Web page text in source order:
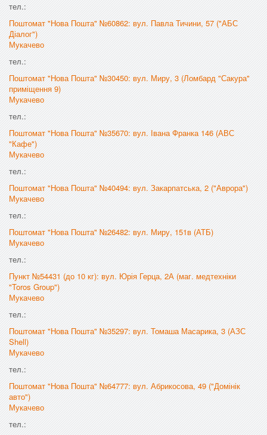
тел.:
Поштомат "Нова Пошта" №60862: вул. Павла Тичини, 57 ("АБС
Діалог")
Мукачево
тел.:
Поштомат "Нова Пошта" №30450: вул. Миру, 3 (Ломбард "Сакура"
приміщення 9)
Мукачево
тел.:
Поштомат "Нова Пошта" №35670: вул. Івана Франка 146 (АВС
"Кафе")
Мукачево
тел.:
Поштомат "Нова Пошта" №40494: вул. Закарпатська, 2 ("Аврора")
Мукачево
тел.:
Поштомат "Нова Пошта" №26482: вул. Миру, 151в (АТБ)
Мукачево
тел.:
Пункт №54431 (до 10 кг): вул. Юрія Герца, 2А (маг. медтехніки
"Toros Group")
Мукачево
тел.:
Поштомат "Нова Пошта" №35297: вул. Томаша Масарика, 3 (АЗС
Shell)
Мукачево
тел.:
Поштомат "Нова Пошта" №64777: вул. Абрикосова, 49 ("Домінік
авто")
Мукачево
тел.: